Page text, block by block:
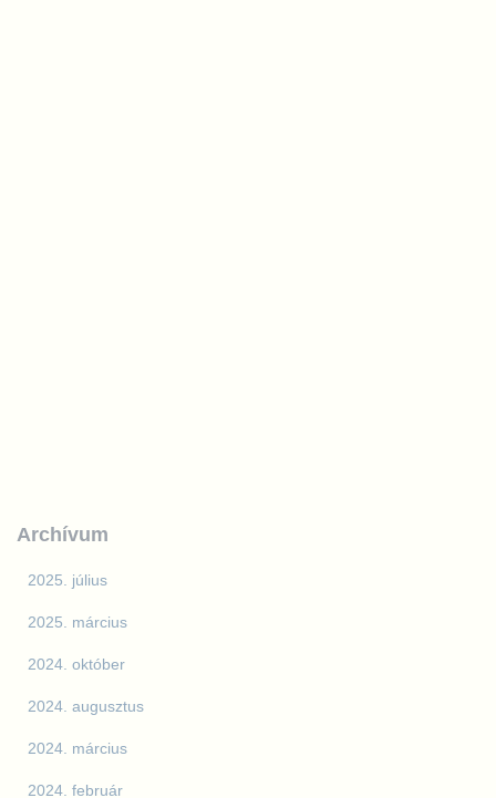
Archívum
2025. július
2025. március
2024. október
2024. augusztus
2024. március
2024. február